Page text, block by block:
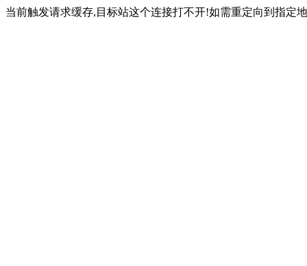
当前触发请求缓存,目标站这个连接打不开!如需重定向到指定